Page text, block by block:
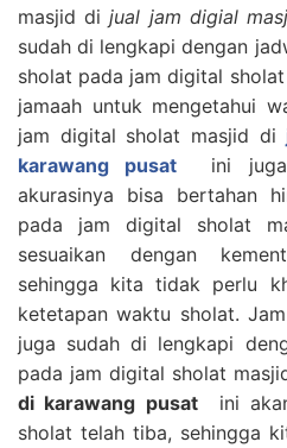
masjid dijual jam digial
sudah di lengkapi dengan
sholat pada jam digital
jamaah untuk mengetahui
jam digital sholat masjid di
karawang pusat ini juga
akurasinya bisa bertahan
pada jam digital sholat
sesuaikan dengan
sehingga kita tidak perlu
ketetapan waktu sholat.
juga sudah di lengkapi
pada jam digital sholat
di karawang pusatini akan
sholat telah tiba, sehingga